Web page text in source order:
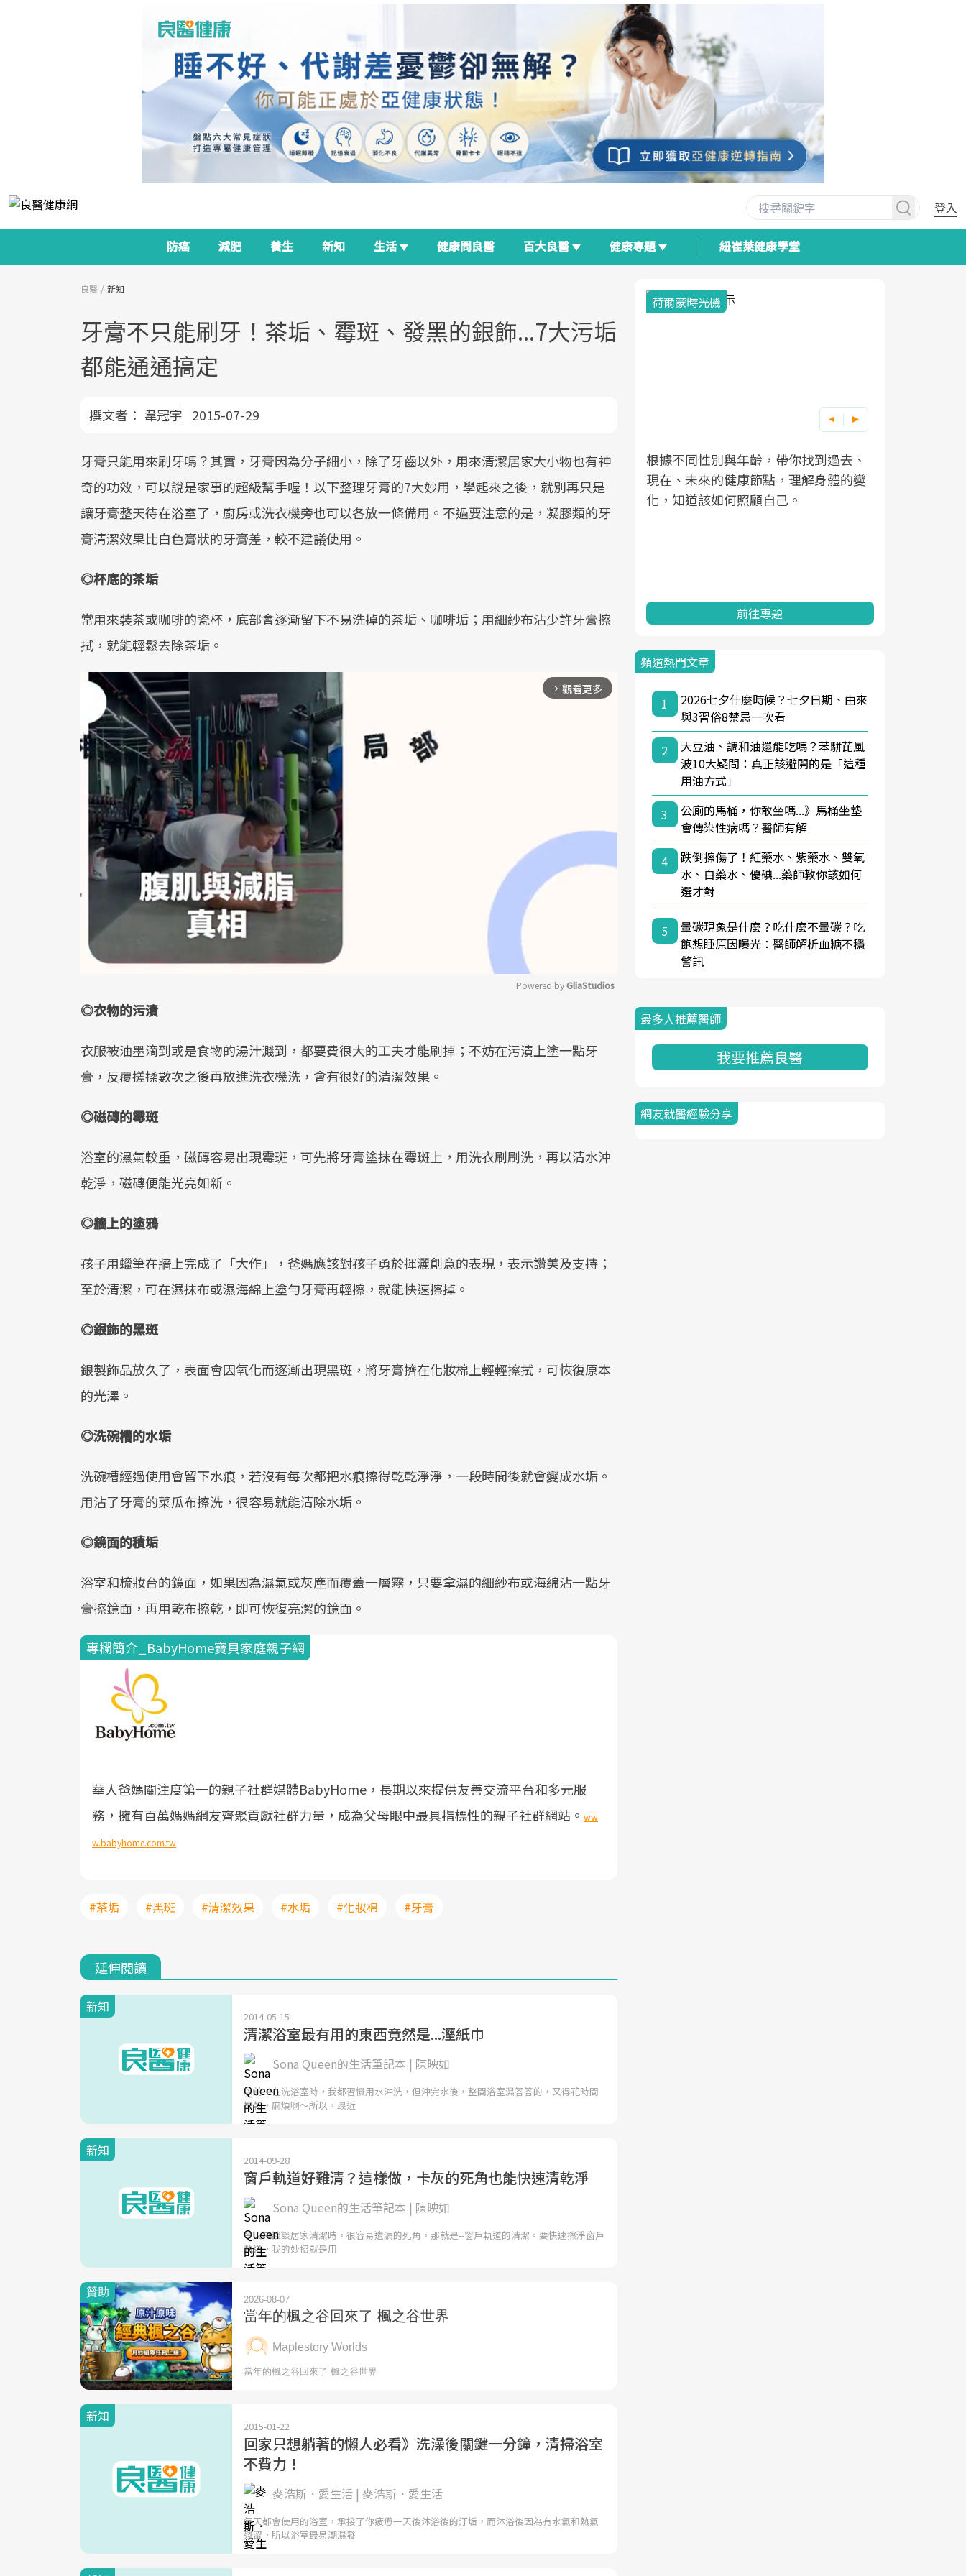
登入
防癌 減肥 養生 新知 生活 健康問良醫 百大良醫 健康專題 紐崔萊健康學堂
良醫 新知
牙膏不只能刷牙！茶垢、霉斑、發黑的銀飾...7大污垢
都能通通搞定
撰文者： 韋冠宇 2015-07-29
牙膏只能用來刷牙嗎？其實，牙膏因為分子細小，除了牙齒以外，用來清潔居家大小物也有神
奇的功效，可以說是家事的超級幫手喔！以下整理牙膏的7大妙用，學起來之後，就別再只是
讓牙膏整天待在浴室了，廚房或洗衣機旁也可以各放一條備用。不過要注意的是，凝膠類的牙
膏清潔效果比白色膏狀的牙膏差，較不建議使用。
◎杯底的茶垢
常用來裝茶或咖啡的瓷杯，底部會逐漸留下不易洗掉的茶垢、咖啡垢；用細紗布沾少許牙膏擦
拭，就能輕鬆去除茶垢。
arrow_forward_ios 觀看更多
Powered by GliaStudios
◎衣物的污漬
衣服被油墨滴到或是食物的湯汁濺到，都要費很大的工夫才能刷掉；不妨在污漬上塗一點牙
膏，反覆搓揉數次之後再放進洗衣機洗，會有很好的清潔效果。
◎磁磚的霉斑
浴室的濕氣較重，磁磚容易出現霉斑，可先將牙膏塗抹在霉斑上，用洗衣刷刷洗，再以清水沖
乾淨，磁磚便能光亮如新。
◎牆上的塗鴉
孩子用蠟筆在牆上完成了「大作」，爸媽應該對孩子勇於揮灑創意的表現，表示讚美及支持；
至於清潔，可在濕抹布或濕海綿上塗勻牙膏再輕擦，就能快速擦掉。
◎銀飾的黑斑
銀製飾品放久了，表面會因氧化而逐漸出現黑斑，將牙膏擠在化妝棉上輕輕擦拭，可恢復原本
的光澤。
◎洗碗槽的水垢
洗碗槽經過使用會留下水痕，若沒有每次都把水痕擦得乾乾淨淨，一段時間後就會變成水垢。
用沾了牙膏的菜瓜布擦洗，很容易就能清除水垢。
◎鏡面的積垢
浴室和梳妝台的鏡面，如果因為濕氣或灰塵而覆蓋一層霧，只要拿濕的細紗布或海綿沾一點牙
膏擦鏡面，再用乾布擦乾，即可恢復亮潔的鏡面。
專欄簡介_BabyHome寶貝家庭親子網
華人爸媽關注度第一的親子社群媒體BabyHome，長期以來提供友善交流平台和多元服
務，擁有百萬媽媽網友齊聚貢獻社群力量，成為父母眼中最具指標性的親子社群網站。 ww
w.babyhome.com.tw
#茶垢 #黑斑 #清潔效果 #水垢 #化妝棉 #牙膏
延伸閱讀
新知
2014-05-15
清潔浴室最有用的東西竟然是...溼紙巾
Sona Queen的生活筆記本 | 陳映如
以前，在洗浴室時，我都習慣用水沖洗，但沖完水後，整間浴室濕答答的，又得花時間
擦乾，麻煩啊～所以，最近
新知
2014-09-28
窗戶軌道好難清？這樣做，卡灰的死角也能快速清乾淨
Sona Queen的生活筆記本 | 陳映如
今天來談談居家清潔時，很容易遺漏的死角，那就是--窗戶軌道的清潔。要快速擦淨窗戶
軌道，我的妙招就是用
新知
2015-01-22
回家只想躺著的懶人必看》洗澡後關鍵一分鐘，清掃浴室
不費力！
麥浩斯．愛生活 | 麥浩斯．愛生活
每天都會使用的浴室，承接了你疲憊一天後沐浴後的汙垢，而沐浴後因為有水氣和熱氣
殘留，所以浴室最易潮濕發
面對超高齡社會的浪潮，台灣正在快速
邁向「健康照護」的新時代。隨著國家
政策如「健康台灣推動委員會」與「長
照3.0」的推進，「預防醫學」已成全民
前往專題
2025年，就到良醫生活祭體驗「一站式
健康新生活」，從講座、體驗到運動，
全面啟動你的健康革命！
前往專題
良醫健康網從「換季的身體變化」出
發，透過醫學觀點與日常感受的對話，
建立對亞健康的認知，進而引導實際的
改善行動。
前往專題
荷爾蒙時光機
根據不同性別與年齡，帶你找到過去、
現在、未來的健康節點，理解身體的變
化，知道該如何照顧自己。
前往專題
頻道熱門文章
1
2026七夕什麼時候？七夕日期、由來
與3習俗8禁忌一次看
2
大豆油、調和油還能吃嗎？苯駢芘風
波10大疑問：真正該避開的是「這種
用油方式」
3
公廁的馬桶，你敢坐嗎...》馬桶坐墊
會傳染性病嗎？醫師有解
4
跌倒擦傷了！紅藥水、紫藥水、雙氧
水、白藥水、優碘...藥師教你該如何
選才對
5
暈碳現象是什麼？吃什麼不暈碳？吃
飽想睡原因曝光：醫師解析血糖不穩
警訊
最多人推薦醫師
我要推薦良醫
網友就醫經驗分享